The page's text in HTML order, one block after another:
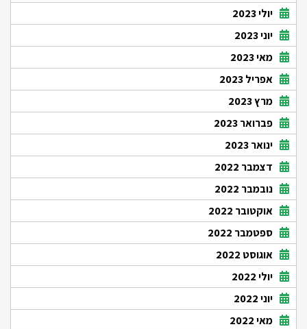
יולי 2023
יוני 2023
מאי 2023
אפריל 2023
מרץ 2023
פברואר 2023
ינואר 2023
דצמבר 2022
נובמבר 2022
אוקטובר 2022
ספטמבר 2022
אוגוסט 2022
יולי 2022
יוני 2022
מאי 2022